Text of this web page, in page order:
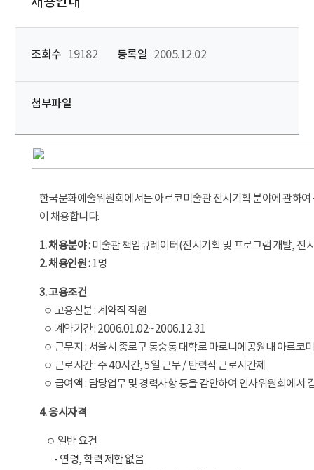
조회수 19182 등록일 2005.12.02
첨부파일
한국문화예술위원회에서는 아르코미술관 전시기획 분야에 관하여
이 채용합니다.
1. 채용분야 :미술관 책임큐레이터(전시기획 및 프로그램 개발, 전
2. 채용인원 :1명
3. 고용조건
ㅇ 고용신분 : 계약직 직원
ㅇ 계약기간 : 2006.01.02~2006.12.31
ㅇ 근무지 : 서울시 종로구 동숭동 대학로 마로니에공원내 아르코
ㅇ 근로시간 : 주 40시간, 5일 근무 / 탄력적 근로시간제
ㅇ 급여액 : 담당업무 및 경력사항 등을 감안하여 인사위원회에서
4. 응시자격
ㅇ 일반 요건
- 연령, 학력 제한 없음